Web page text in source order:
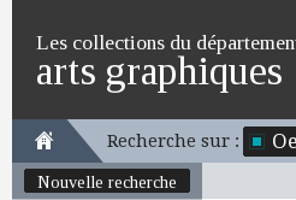
Les collections du
arts graphiques
Recherche sur :
Nouvelle recherche